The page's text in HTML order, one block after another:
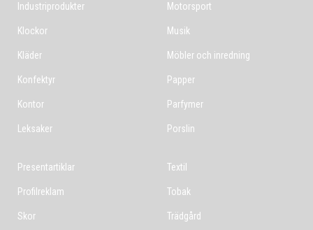
Industriprodukter
Klockor
Kläder
Konfektyr
Kontor
Leksaker
Motorsport
Musik
Möbler och inredning
Papper
Parfymer
Porslin
Presentartiklar
Profilreklam
Skor
Textil
Tobak
Trädgård